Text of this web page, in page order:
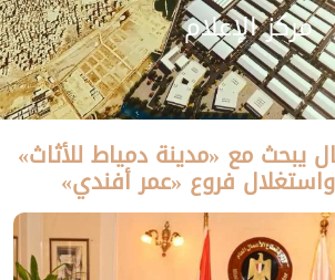
مركز الإعلام
يبحث مع «مدينة دمياط للأثاث»
فروع «عمر أفندي»